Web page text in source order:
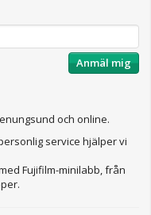
Anmäl mig
och online.
service hjälper vi
Fujifilm-minilabb, från